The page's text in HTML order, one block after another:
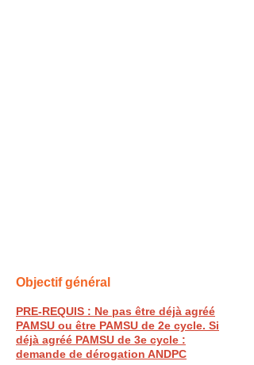
Objectif général
PRE-REQUIS : Ne pas être déjà agréé
PAMSU ou être PAMSU de 2e cycle. Si
déjà agréé PAMSU de 3e cycle :
demande de dérogation ANDPC